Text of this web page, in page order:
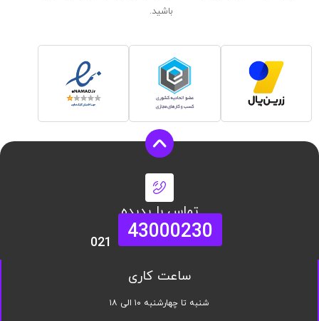
باشید.
تماس با پدیده
43000230
021
ساعت کاری
شنبه تا چهارشنبه ۱۰ الی ۱۸